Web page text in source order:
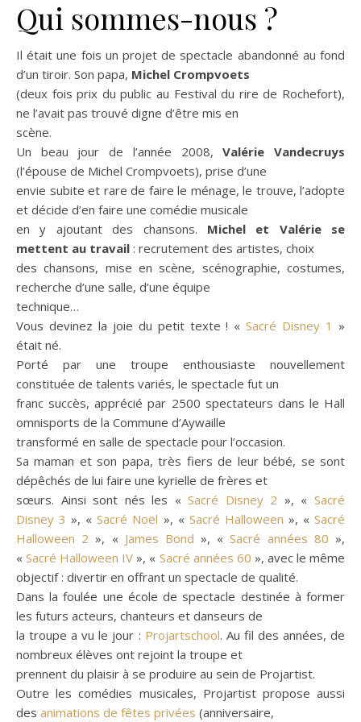
Qui sommes-nous ?
Il était une fois un projet de spectacle abandonné au fond
d’un tiroir. Son papa, Michel Crompvoets
(deux fois prix du public au Festival du rire de Rochefort),
ne l’avait pas trouvé digne d’être mis en
scène.
Un beau jour de l’année 2008,Valérie Vandecruys
(l’épouse de Michel Crompvoets), prise d’une
envie subite et rare de faire le ménage, le trouve, l’adopte
et décide d’en faire une comédie musicale
en y ajoutant des chansons. Michel et Valérie se
mettent au travail : recrutement des artistes, choix
des chansons, mise en scène, scénographie, costumes,
recherche d’une salle, d’une équipe
technique…
Vous devinez la joie du petit texte ! «Sacré Disney 1 »
était né.
Porté par une troupe enthousiaste nouvellement
constituée de talents variés, le spectacle fut un
franc succès, apprécié par 2500 spectateurs dans le Hall
omnisports de la Commune d’Aywaille
transformé en salle de spectacle pour l’occasion.
Sa maman et son papa, très fiers de leur bébé, se sont
dépêchés de lui faire une kyrielle de frères et
sœurs. Ainsi sont nés les «Sacré Disney 2 », «Sacré
Disney 3 », «Sacré Noël », « Sacré Halloween », «Sacré
Halloween 2 », « James Bond », «Sacré années 80 »,
«Sacré Halloween IV », « Sacré années 60 », avec le même
objectif : divertir en offrant un spectacle de qualité.
Dans la foulée une école de spectacle destinée à former
les futurs acteurs, chanteurs et danseurs de
la troupe a vu le jour : Projartschool. Au fil des années, de
nombreux élèves ont rejoint la troupe et
prennent du plaisir à se produire au sein de Projartist.
Outre les comédies musicales, Projartist propose aussi
des animations de fêtes privées (anniversaire,